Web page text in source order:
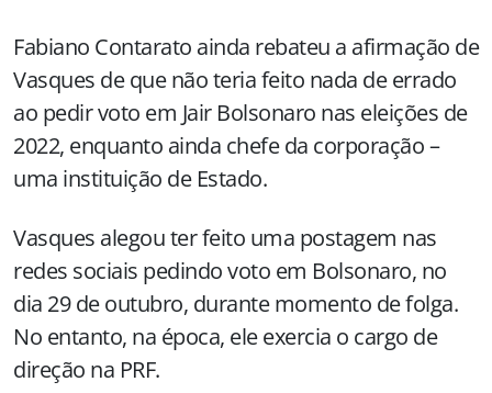
Fabiano Contarato ainda rebateu a afirmação de
Vasques de que não teria feito nada de errado
ao pedir voto em Jair Bolsonaro nas eleições de
2022, enquanto ainda chefe da corporação –
uma instituição de Estado.
Vasques alegou ter feito uma postagem nas
redes sociais pedindo voto em Bolsonaro, no
dia 29 de outubro, durante momento de folga.
No entanto, na época, ele exercia o cargo de
direção na PRF.